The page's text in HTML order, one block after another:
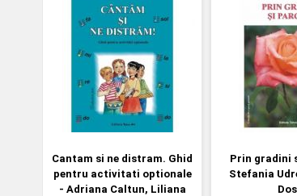
Cantam si ne distram. Ghid
pentru activitati optionale
- Adriana Caltun, Liliana
Prin gradini
Stefania